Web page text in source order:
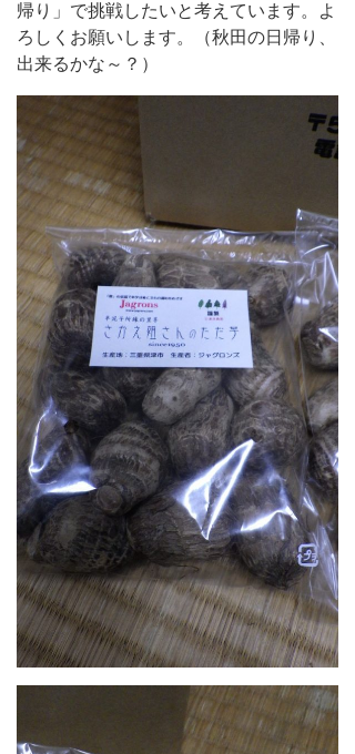
帰り」で挑戦したいと考えています。よ
ろしくお願いします。（秋田の日帰り、
出来るかな～？）